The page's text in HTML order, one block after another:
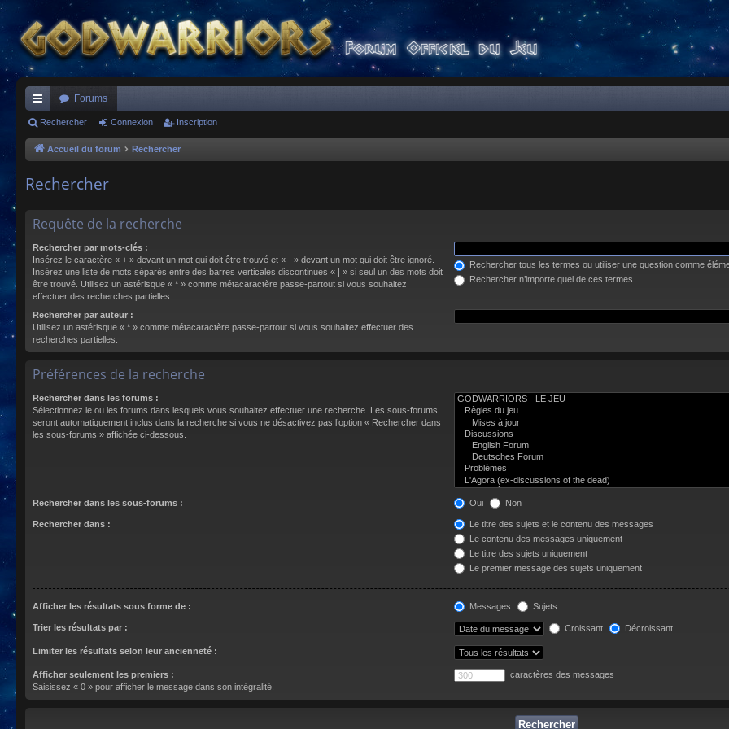
ac
co
s
Forums
Rechercher Connexion Inscription
Accueil du forum Rechercher
Rechercher
Requête de la recherche
Rechercher par mots-clés :
Insérez le caractère « + » devant un mot qui doit être trouvé et « - » devant un mot qui doit être ignoré.
Insérez une liste de mots séparés entre des barres verticales discontinues « | » si seul un des mots doit
être trouvé. Utilisez un astérisque « * » comme métacaractère passe-partout si vous souhaitez
effectuer des recherches partielles.
Rechercher tous les termes ou utiliser une question comme
Rechercher n’importe quel de ces termes
Rechercher par auteur :
Utilisez un astérisque « * » comme métacaractère passe-partout si vous souhaitez effectuer des
recherches partielles.
Préférences de la recherche
Rechercher dans les forums :
Sélectionnez le ou les forums dans lesquels vous souhaitez effectuer une recherche. Les sous-forums
seront automatiquement inclus dans la recherche si vous ne désactivez pas l’option « Rechercher dans
les sous-forums » affichée ci-dessous.
Rechercher dans les sous-forums : Oui Non
Rechercher dans :
Le titre des sujets et le contenu des messages
Le contenu des messages uniquement
Le titre des sujets uniquement
Le premier message des sujets uniquement
Afficher les résultats sous forme de : Messages Sujets
Trier les résultats par : Croissant Décroissant
Limiter les résultats selon leur ancienneté :
Afficher seulement les premiers :
Saisissez « 0 » pour afficher le message dans son intégralité.
caractères des messages